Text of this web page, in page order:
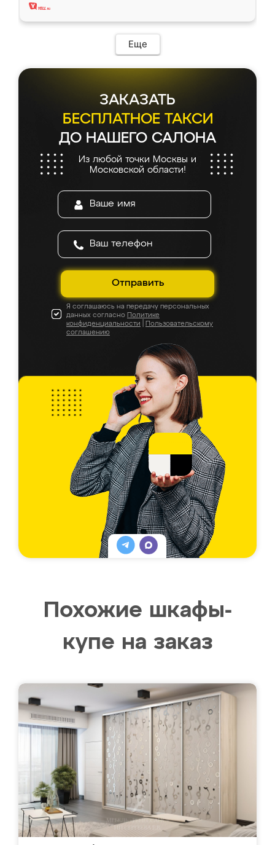
Еще
ЗАКАЗАТЬ
БЕСПЛАТНОЕ ТАКСИ
ДО НАШЕГО САЛОНА
Из любой точки Москвы и
Московской области!
Отправить
Я соглашаюсь на передачу персональных
данных согласно Политике
конфиденциальности
Пользовательскому
соглашению
Похожие шкафы-
купе на заказ